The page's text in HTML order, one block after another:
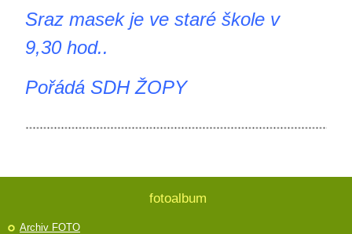
Sraz masek je ve staré škole v
9,30 hod..
Pořádá SDH ŽOPY
fotoalbum
Archiv FOTO